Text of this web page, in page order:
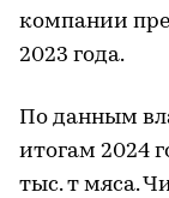
компании
2023 года.
По данным
итогам 2024
тыс. т мяса.